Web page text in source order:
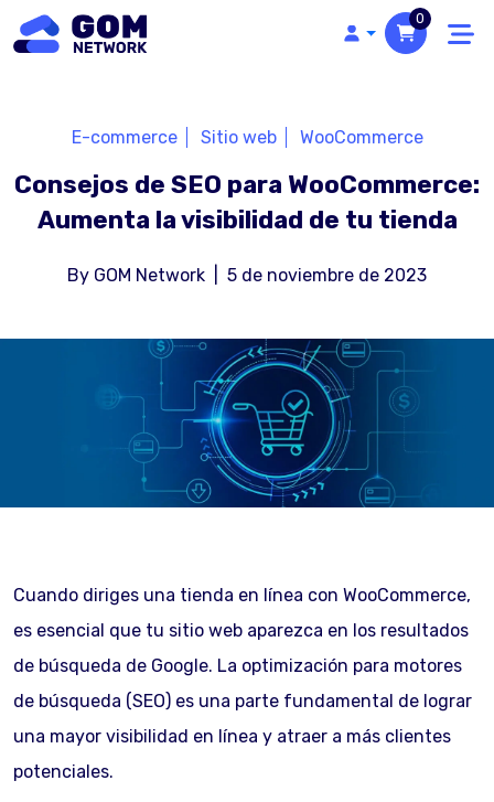
0
Consejos de SEO para WooCommerce:
Aumenta la visibilidad de tu tienda
E-commerce Sitio web WooCommerce
By GOM Network 5 de noviembre de 2023
Cuando diriges una tienda en línea con WooCommerce,
es esencial que tu sitio web aparezca en los resultados
de búsqueda de Google. La optimización para motores
de búsqueda (SEO) es una parte fundamental de lograr
una mayor visibilidad en línea y atraer a más clientes
potenciales.